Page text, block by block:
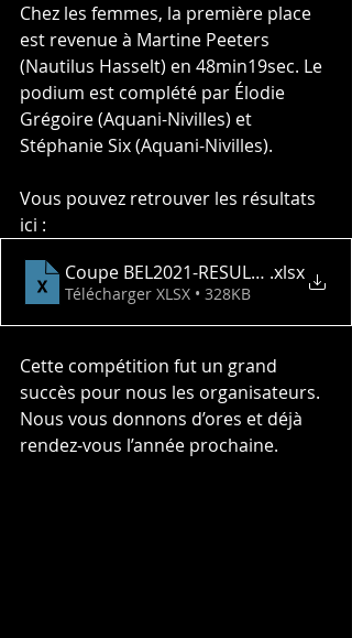
Chez les femmes, la première place
est revenue à Martine Peeters
(Nautilus Hasselt) en 48min19sec. Le
podium est complété par Élodie
Grégoire (Aquani-Nivilles) et
Stéphanie Six (Aquani-Nivilles).
Vous pouvez retrouver les résultats
ici :
Coupe BEL2021-RESULTATS_lessines
.xlsx
Télécharger XLSX • 328KB
Cette compétition fut un grand
succès pour nous les organisateurs.
Nous vous donnons d’ores et déjà
rendez-vous l’année prochaine.